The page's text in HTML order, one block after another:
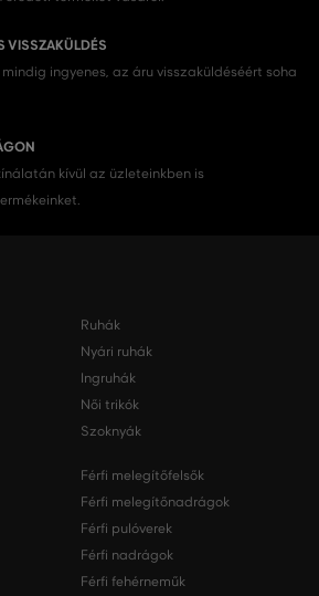
VISSZAKÜLDÉS
ingyenes, az áru visszaküldéséért soha
kívül az üzleteinkben is
Ruhák
Nyári ruhák
Ingruhák
Női trikók
Szoknyák
Férfi melegítőfelsők
Férfi melegítőnadrágok
Férfi pulóverek
Férfi nadrágok
Férfi fehérneműk